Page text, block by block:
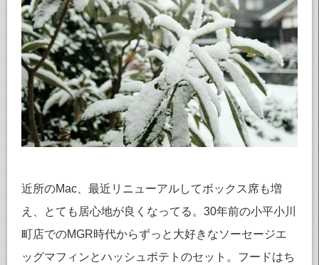
近所のMac、最近リニューアルしてボックス席も増
え、とても居心地が良くなってる。30年前の小平小川
町店でのMGR時代からずっと大好きなソーセージエ
ッグマフィンとハッシュポテトのセット。フードはち